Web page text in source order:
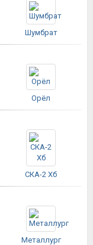
Шумбрат
Орёл
СКА-2 Хб
Металлург